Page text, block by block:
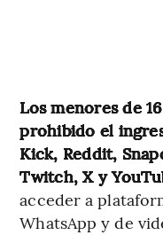
Los menores de
prohibido el
Kick, Reddit,
Twitch, X y
acceder a
WhatsApp y de